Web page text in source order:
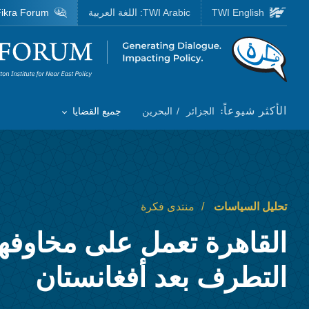
Skip to main content
Homepage
الأكثر شيوعاً: الجزائر البحرين
Toggle List of
جميع القضايا
TWI English
TWI Arabic: اللغة العربية Forum
تحليل السياسات منتدى فكرة
القاهرة تعمل على
التطرف بعد أفغانستان